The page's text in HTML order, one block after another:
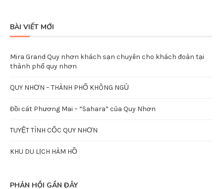
BÀI VIẾT MỚI
Mira Grand Quy nhơn khách sạn chuyên cho khách đoàn tại
thành phố quy nhơn
QUY NHƠN – THÀNH PHỐ KHÔNG NGỦ
Đồi cát Phương Mai – “Sahara” của Quy Nhơn
TUYỆT TÌNH CỐC QUY NHƠN
KHU DU LỊCH HÀM HỒ
PHẢN HỒI GẦN ĐÂY